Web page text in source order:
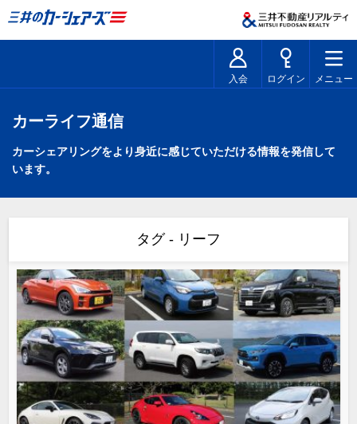
入会 ログイン メニュー
カーライフ通信
カーシェアリングをより身近に感じていただける情報を発信して
います。
タグ - リーフ